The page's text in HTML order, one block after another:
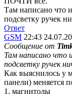
Там написано что
подсветку ручек
Ответ
GSM 22:43
Сообщение от
Там написано что
подсветку ручек
Как выяснилось у
панели) меняется
1. магнитолы